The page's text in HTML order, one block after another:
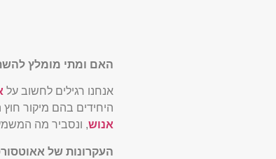
האם ומתי מומלץ
אנחנו רגילים לחשוב על
היחידים בהם מיקור
אנוש, ונסביר מה
העקרונות של